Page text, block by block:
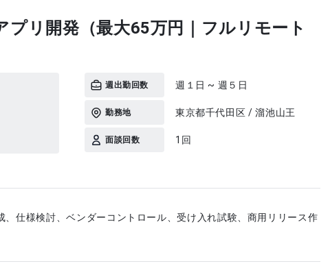
リ開発（最大65万円｜フルリモート
週出勤回数 週１日 ~ 週５日
勤務地 東京都千代田区 / 溜池山王
面談回数 1回
、仕様検討、ベンダーコントロール、受け入れ試験、商用リリース作